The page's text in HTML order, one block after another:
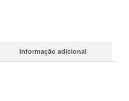
Informação adicional